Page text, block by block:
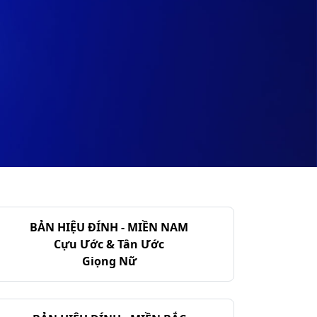
BẢN HIỆU ĐÍNH - MIỀN NAM
Cựu Ước & Tân Ước
Giọng Nữ